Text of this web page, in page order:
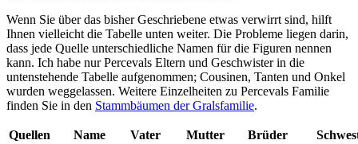
Wenn Sie über das bisher Geschriebene etwas verwirrt sind, hilft
Ihnen vielleicht die Tabelle unten weiter. Die Probleme liegen darin,
dass jede Quelle unterschiedliche Namen für die Figuren nennen
kann. Ich habe nur Percevals Eltern und Geschwister in die
untenstehende Tabelle aufgenommen; Cousinen, Tanten und Onkel
wurden weggelassen. Weitere Einzelheiten zu Percevals Familie
finden Sie in den Stammbäumen der Gralsfamilie.
Quellen Name Vater Mutter Brüder